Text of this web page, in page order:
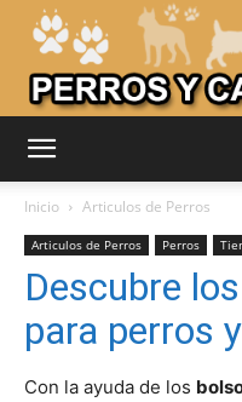
Inicio Articulos de Perros
Articulos de Perros Perros
Descubre
para perros
Con la ayuda de los